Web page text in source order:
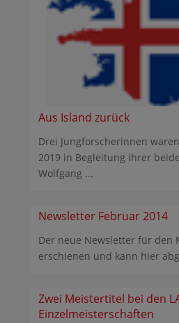
Aus Island zurück
Drei Jungforscherinnen
2019 in Begleitung ihrer
Wolfgang ...
Newsletter Februar 2014
Der neue Newsletter für den
erschienen und kann hier
Zwei Meistertitel bei den
Einzelmeisterschaften